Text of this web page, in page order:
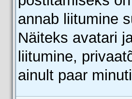
annab liitumine
Näiteks avatari
liitumine,
ainult paar